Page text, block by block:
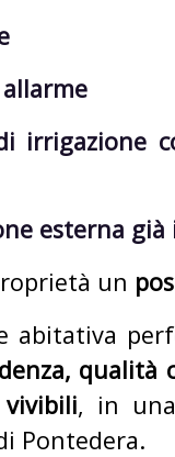
irrigazione
esterna
un
abitativa
qualità
, in
Pontedera.